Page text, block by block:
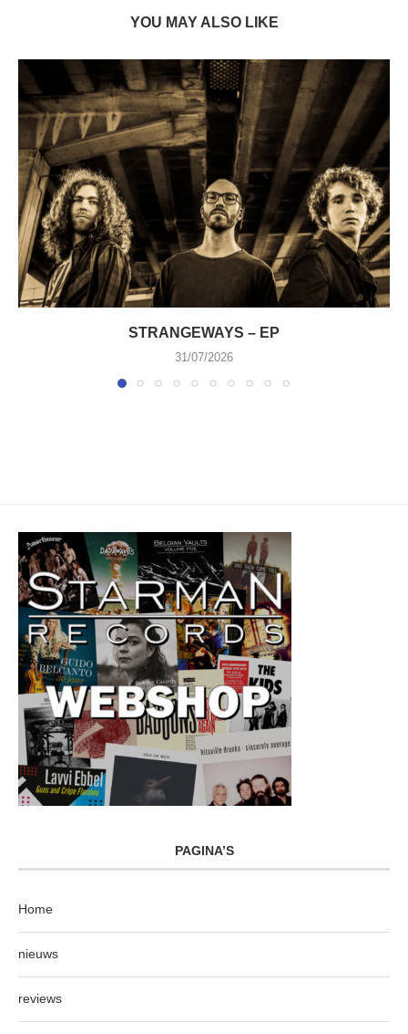
YOU MAY ALSO LIKE
STRANGEWAYS – EP
31/07/2026
PAGINA’S
Home
nieuws
reviews